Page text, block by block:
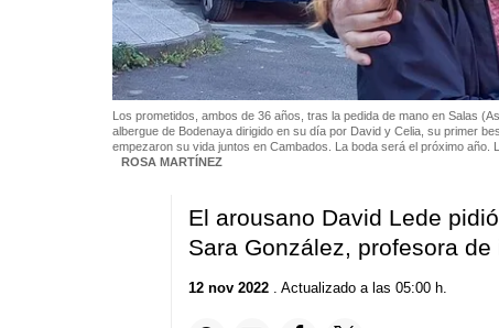
Los prometidos, ambos de 36 años, tras la pedida de mano en Salas
albergue de Bodenaya dirigido en su día por David y Celia, su primer
empezaron su vida juntos en Cambados. La boda será el próximo
ROSA MARTÍNEZ
El arousano David Lede
Sara González, profesora
12 nov 2022. Actualizado a las 05:00 h.